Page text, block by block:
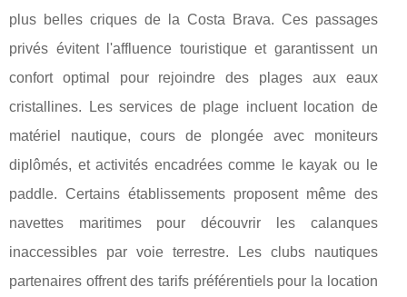
plus belles criques de la Costa Brava. Ces passages
privés évitent l'affluence touristique et garantissent un
confort optimal pour rejoindre des plages aux eaux
cristallines. Les services de plage incluent location de
matériel nautique, cours de plongée avec moniteurs
diplômés, et activités encadrées comme le kayak ou le
paddle. Certains établissements proposent même des
navettes maritimes pour découvrir les calanques
inaccessibles par voie terrestre. Les clubs nautiques
partenaires offrent des tarifs préférentiels pour la location